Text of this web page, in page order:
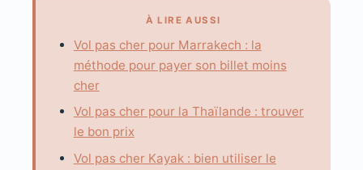
À LIRE AUSSI
Vol pas cher pour Marrakech : la
méthode pour payer son billet moins
cher
Vol pas cher pour la Thaïlande : trouver
le bon prix
Vol pas cher Kayak : bien utiliser le